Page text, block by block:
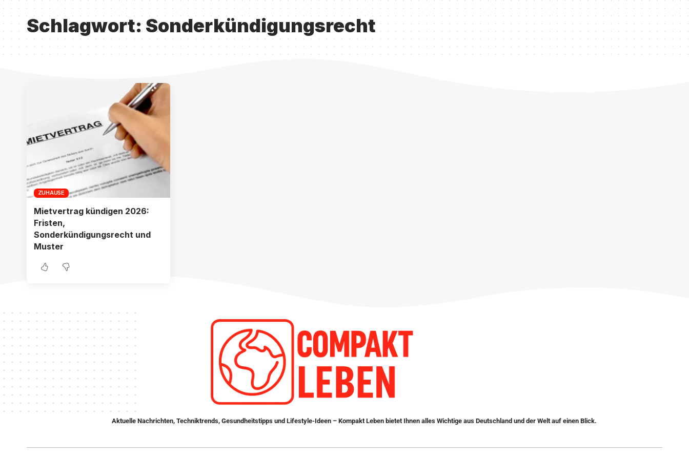
Schlagwort:Sonderkündigungsrecht
ZUHAUSE
Mietvertrag kündigen 2026:
Fristen,
Sonderkündigungsrecht und
Muster
Aktuelle Nachrichten, Techniktrends, Gesundheitstipps und Lifestyle-Ideen – Kompakt Leben bietet Ihnen alles Wichtige aus Deutschland und der Welt auf einen Blick.